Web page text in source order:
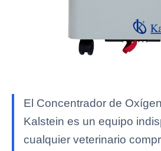
El Concentrador de
Kalstein es un equipo
cualquier veterinario